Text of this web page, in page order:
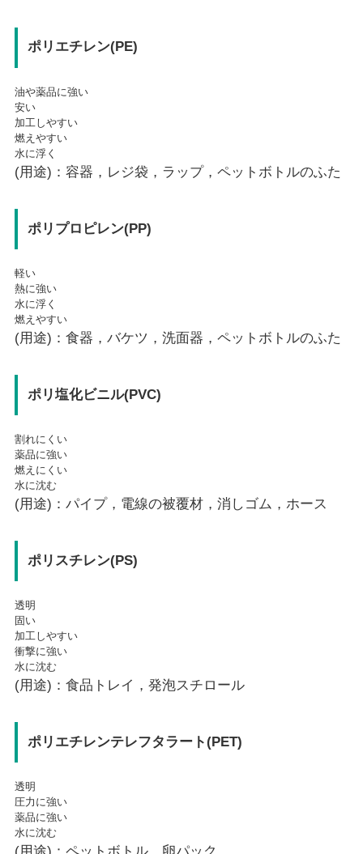
ポリエチレン(PE)
油や薬品に強い
安い
加工しやすい
燃えやすい
水に浮く
(用途)：容器，レジ袋，ラップ，ペットボトルのふた
ポリプロピレン(PP)
軽い
熱に強い
水に浮く
燃えやすい
(用途)：食器，バケツ，洗面器，ペットボトルのふた
ポリ塩化ビニル(PVC)
割れにくい
薬品に強い
燃えにくい
水に沈む
(用途)：パイプ，電線の被覆材，消しゴム，ホース
ポリスチレン(PS)
透明
固い
加工しやすい
衝撃に強い
水に沈む
(用途)：食品トレイ，発泡スチロール
ポリエチレンテレフタラート(PET)
透明
圧力に強い
薬品に強い
水に沈む